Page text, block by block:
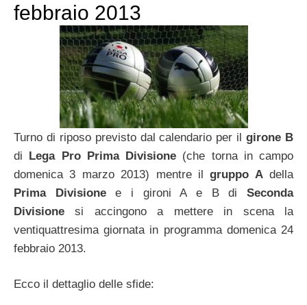
febbraio 2013
Turno di riposo previsto dal calendario per il girone B
di Lega Pro Prima Divisione (che torna in campo
domenica 3 marzo 2013) mentre il gruppo Adella
Prima Divisionee i gironi A e B diSeconda
Divisione si accingono a mettere in scena la
ventiquattresima giornata in programma domenica 24
febbraio 2013.
Ecco il dettaglio delle sfide: